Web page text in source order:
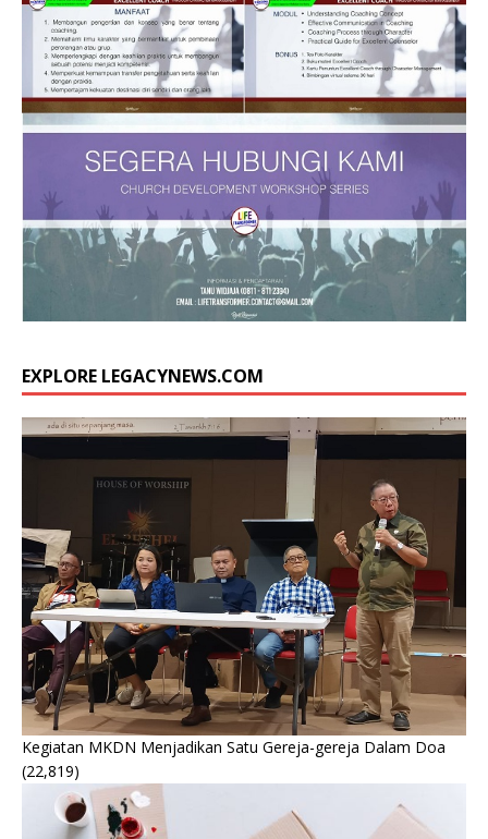
EXPLORE LEGACYNEWS.COM
Kegiatan MKDN Menjadikan Satu Gereja-gereja Dalam Doa
(22,819)